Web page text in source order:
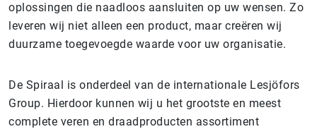
oplossingen die naadloos aansluiten op uw wensen. Zo
leveren wij niet alleen een product, maar creëren wij
duurzame toegevoegde waarde voor uw organisatie.
De Spiraal is onderdeel van de internationale Lesjöfors
Group. Hierdoor kunnen wij u het grootste en meest
complete veren en draadproducten assortiment